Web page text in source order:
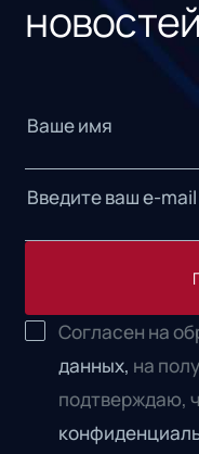
Согласен на
данных, на
подтверждаю,